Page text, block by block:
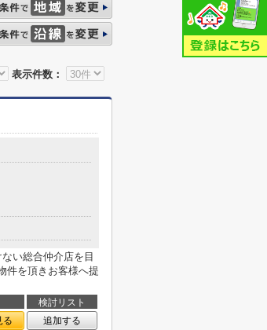
表示件数：
い総合仲介店を目
件を頂きお客様へ提
検討リスト
る 追加する